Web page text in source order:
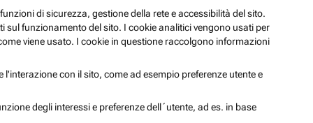
di sicurezza, gestione della rete e accessibilità del sito.
funzionamento del sito. I cookie analitici vengono usati per
viene usato. I cookie in questione raccolgono informazioni
con il sito, come ad esempio preferenze utente e
degli interessi e preferenze dell´utente, ad es. in base